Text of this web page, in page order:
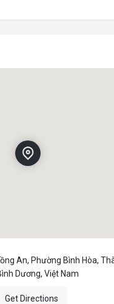
An, Phường Bình Hòa,
Dương, Việt Nam
Get Directions